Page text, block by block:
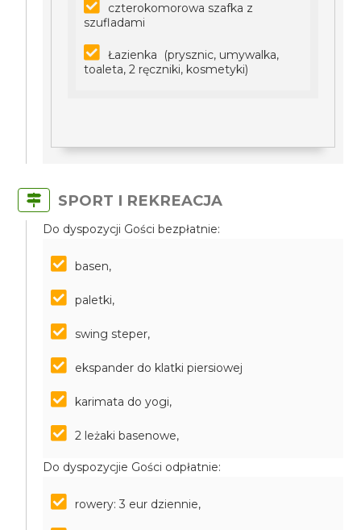
czterokomorowa szafka z
szufladami
Łazienka (prysznic, umywalka,
toaleta, 2 ręczniki, kosmetyki)
SPORT I REKREACJA
Do dyspozycji Gości bezpłatnie:
basen,
paletki,
swing steper,
ekspander do klatki piersiowej
karimata do yogi,
2 leżaki basenowe,
Do dyspozycjie Gości odpłatnie:
rowery: 3 eur dziennie,